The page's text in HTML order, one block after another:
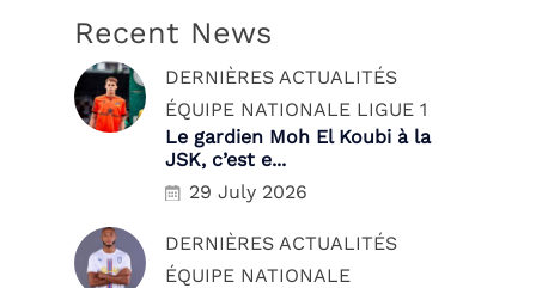
Recent News
DERNIÈRES ACTUALITÉS
ÉQUIPE NATIONALE LIGUE 1
Le gardien Moh El Koubi à la
JSK, c’est e...
29 July 2026
DERNIÈRES ACTUALITÉS
ÉQUIPE NATIONALE